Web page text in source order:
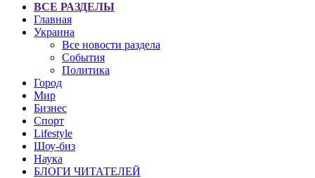
ВСЕ РАЗДЕЛЫ
Главная
Украина
Все новости раздела
События
Политика
Город
Мир
Бизнес
Спорт
Lifestyle
Шоу-биз
Наука
БЛОГИ ЧИТАТЕЛЕЙ